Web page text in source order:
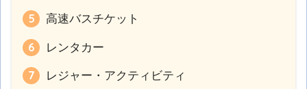
高速バスチケット
レンタカー
レジャー・アクティビティ